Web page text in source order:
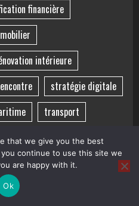
financière
intérieure
stratégie digitale
transport
voyage sensoriel
familial
santé
that we give you the best
continue to use this site we
are happy with it.
Ok